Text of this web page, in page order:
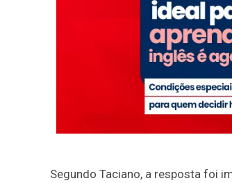
Segundo Taciano, a resposta foi